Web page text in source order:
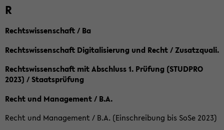
R
Rechtswissenschaft / Ba
Rechtswissenschaft Digitalisierung und Recht / Zusatzquali.
Rechtswissenschaft mit Abschluss 1. Prüfung (STUDPRO
2023) / Staatsprüfung
Recht und Management / B.A.
Recht und Management / B.A. (Einschreibung bis SoSe 2023)